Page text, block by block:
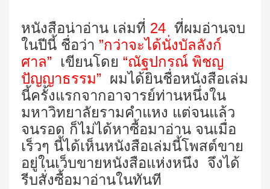
หนังสือน่าอ่าน เล่มที่ 24 ที่ผมอ่านจบ
ในปีนี้ ชื่อว่า ”กว่าจะได้นั่งบัลลังก์
ศาล” เขียนโดย “ณัฐปกรณ์ พิชญ
ปัญญาธรรม” ผมได้ยินชื่อหนังสือเล่ม
นี้ครั้งแรกจากอาจารย์ท่านหนึ่งใน
มหาวิทยาลัยรามคำแหง แต่จนแล้ว
จนรอด ก็ไม่ได้หาซื้อมาอ่าน จนเมื่อ
เร็วๆ นี้ได้เห็นหนังสือเล่มนี้โพสต์ขาย
อยู่ในเว็บขายหนังสือแห่งหนึง
จึงได้
รีบสั่งซื้อมาอ่านในทันที